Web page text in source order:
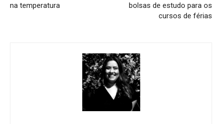
na temperatura
bolsas de estudo para os
cursos de férias